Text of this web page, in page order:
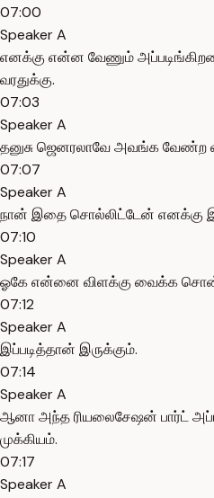
07:00
Speaker A
எனக்கு என்ன வேணும்
வரதுக்கு.
07:03
Speaker A
தனுசு ஜெனரலாவே அவங்க வேண்ற
07:07
Speaker A
நான் இதை சொல்லிட்டேன் எனக்கு
07:10
Speaker A
ஓகே என்னை விளக்கு வைக்க
07:12
Speaker A
இப்படித்தான் இருக்கும்.
07:14
Speaker A
ஆனா அந்த ரியலைசேஷன் பார்ட்
முக்கியம்.
07:17
Speaker A